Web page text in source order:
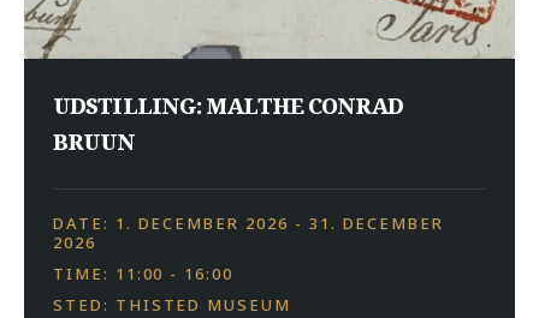
UDSTILLING: MALTHE CONRAD
BRUUN
DATE: 1. DECEMBER 2026 - 31. DECEMBER
2026
TIME: 11:00 - 16:00
STED: THISTED MUSEUM